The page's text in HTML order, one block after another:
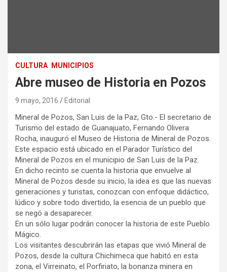
CULTURA MUNICIPIOS
Abre museo de Historia en Pozos
9 mayo, 2016 Editorial
Mineral de Pozos, San Luis de la Paz, Gto.- El secretario de
Turismo del estado de Guanajuato, Fernando Olivera
Rocha, inauguró el Museo de Historia de Mineral de Pozos.
Este espacio está ubicado en el Parador Turístico del
Mineral de Pozos en el municipio de San Luis de la Paz.
En dicho recinto se cuenta la historia que envuelve al
Mineral de Pozos desde su inicio, la idea es que las nuevas
generaciones y turistas, conozcan con enfoque didáctico,
lúdico y sobre todo divertido, la esencia de un pueblo que
se negó a desaparecer.
En un sólo lugar podrán conocer la historia de este Pueblo
Mágico.
Los visitantes descubrirán las etapas que vivió Mineral de
Pozos, desde la cultura Chichimeca que habitó en esta
zona, el Virreinato, el Porfiriato, la bonanza minera en